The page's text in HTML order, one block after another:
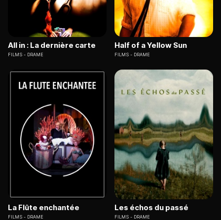
All in : La dernière carte
FILMS DRAME
Half of a Yellow Sun
FILMS DRAME
La Flûte enchantée
FILMS DRAME
Les échos du passé
FILMS DRAME